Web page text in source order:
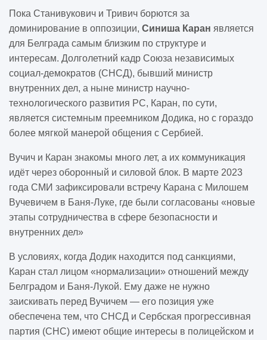
Пока Станивукович и Тривич борются за
доминирование в оппозиции, Синиша Каран является
для Белграда самым близким по структуре и
интересам. Долголетний кадр Союза независимых
социал-демократов (СНСД), бывший министр
внутренних дел, а ныне министр научно-
технологического развития РС, Каран, по сути,
является системным преемником Додика, но с гораздо
более мягкой манерой общения с Сербией.
Вучич и Каран знакомы много лет, а их коммуникация
идёт через оборонный и силовой блок. В марте 2023
года СМИ зафиксировали встречу Карана с Милошем
Вучевичем в Баня-Луке, где были согласованы «новые
этапы сотрудничества в сфере безопасности и
внутренних дел»
В условиях, когда Додик находится под санкциями,
Каран стал лицом «нормализации» отношений между
Белградом и Баня-Лукой. Ему даже не нужно
заискивать перед Вучичем — его позиция уже
обеспечена тем, что СНСД и Сербская прогрессивная
партия (СНС) имеют общие интересы в полицейском и